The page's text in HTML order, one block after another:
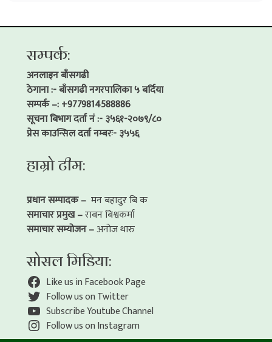
सम्पर्क:
अनलाइन बाँसगढी
ठेगाना :- बाँसगढी नगरपालिका ५ बर्दिया
सम्पर्क –: +9779814588886
सूचना बिभाग दर्ता नं :- ३५६१-२०७९/८०
प्रेस काउन्सिल दर्ता नम्बरः- ३५५६
हाम्रो टीम:
प्रधान सम्पादक – मन बहादुर बि क
समाचार प्रमुख –राबन बिश्वकर्मा
समाचार सम्योजन –अनोज थारु
सोसल मिडिया:
Like us in Facebook Page
Follow us on Twitter
Subscribe Youtube Channel
Follow us on Instagram